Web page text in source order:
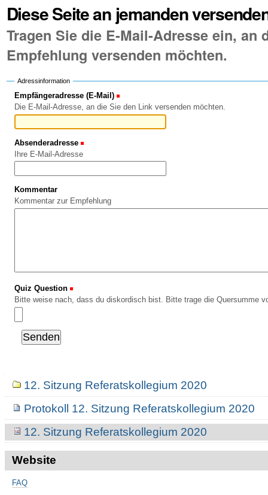
Diese Seite an jemanden
Tragen Sie die E-Mail-Adresse ein, an
Empfehlung versenden möchten.
Adressinformation
Empfängeradresse (E-Mail)
Die E-Mail-Adresse, an die Sie den Link versenden möchten.
Absenderadresse
Ihre E-Mail-Adresse
Kommentar
Kommentar zur Empfehlung
Quiz Question
Bitte weise nach, dass du diskordisch bist. Bitte trage die Quersumme
Navigation12. Sitzung Referatskollegium 2020
Protokoll 12. Sitzung Referatskollegium 2020
12. Sitzung Referatskollegium 2020
Website
FAQ